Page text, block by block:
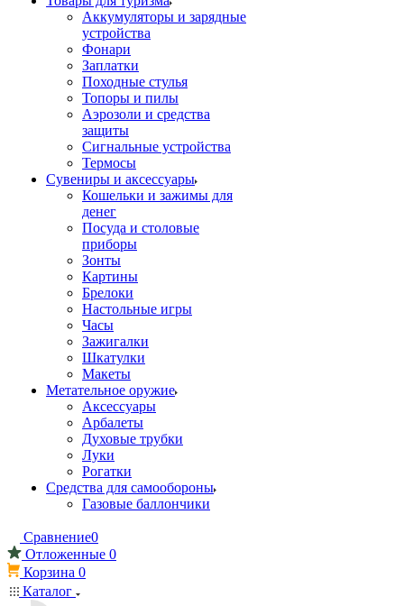
Аккумуляторы и зарядные
устройства
Фонари
Заплатки
Походные стулья
Топоры и пилы
Аэрозоли и средства
защиты
Сигнальные устройства
Термосы
Сувениры и аксессуары
Кошельки и зажимы для
денег
Посуда и столовые
приборы
Зонты
Картины
Брелоки
Настольные игры
Часы
Зажигалки
Шкатулки
Макеты
Метательное оружие
Аксессуары
Арбалеты
Духовые трубки
Луки
Рогатки
Средства для самообороны
Газовые баллончики
Сравнение0
Отложенные 0
Корзина 0
Каталог